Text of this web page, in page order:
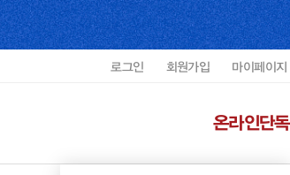
로그인 회원가입 마이페이지
온라인단독